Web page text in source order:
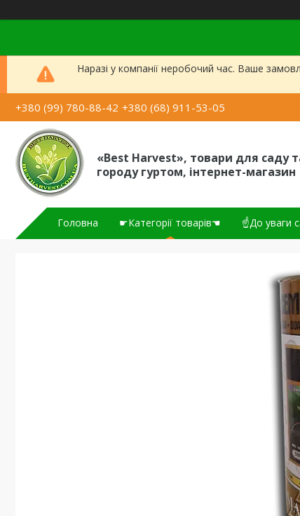
Наразі у компанії неробочий час. Ваше
+380 (99) 780-88-42 +380 (68) 911-53-05
«Best Harvest», товари для саду
городу гуртом, інтернет-магазин
Головна ☛Категорії товарів☚ ☝До уваги